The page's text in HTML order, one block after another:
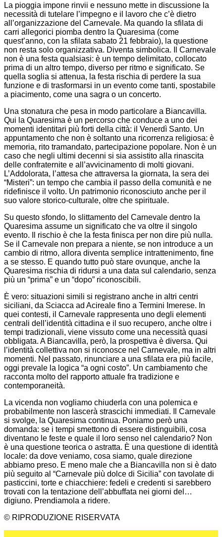
La pioggia impone rinvii e nessuno mette in discussione la
necessità di tutelare l’impegno e il lavoro che c’è dietro
all’organizzazione del Carnevale. Ma quando la sfilata di
carri allegorici piomba dentro la Quaresima (come
quest’anno, con la sfilata sabato 21 febbraio), la questione
non resta solo organizzativa. Diventa simbolica. Il Carnevale
non è una festa qualsiasi: è un tempo delimitato, collocato
prima di un altro tempo, diverso per ritmo e significato. Se
quella soglia si attenua, la festa rischia di perdere la sua
funzione e di trasformarsi in un evento come tanti, spostabile
a piacimento, come una sagra o un concerto.
Una stonatura che pesa in modo particolare a Biancavilla.
Qui la Quaresima è un percorso che conduce a uno dei
momenti identitari più forti della città: il Venerdì Santo. Un
appuntamento che non è soltanto una ricorrenza religiosa: è
memoria, rito tramandato, partecipazione popolare. Non è un
caso che negli ultimi decenni si sia assistito alla rinascita
delle confraternite e all’avvicinamento di molti giovani.
L’Addolorata, l’attesa che attraversa la giornata, la sera dei
“Misteri”: un tempo che cambia il passo della comunità e ne
ridefinisce il volto. Un patrimonio riconosciuto anche per il
suo valore storico-culturale, oltre che spirituale.
Su questo sfondo, lo slittamento del Carnevale dentro la
Quaresima assume un significato che va oltre il singolo
evento. Il rischio è che la festa finisca per non dire più nulla.
Se il Carnevale non prepara a niente, se non introduce a un
cambio di ritmo, allora diventa semplice intrattenimento, fine
a se stesso. E quando tutto può stare ovunque, anche la
Quaresima rischia di ridursi a una data sul calendario, senza
più un “prima” e un “dopo” riconoscibili.
È vero: situazioni simili si registrano anche in altri centri
siciliani, da Sciacca ad Acireale fino a Termini Imerese. In
quei contesti, il Carnevale rappresenta uno degli elementi
centrali dell’identità cittadina e il suo recupero, anche oltre i
tempi tradizionali, viene vissuto come una necessità quasi
obbligata. A Biancavilla, però, la prospettiva è diversa. Qui
l’identità collettiva non si riconosce nel Carnevale, ma in altri
momenti. Nel passato, rinunciare a una sfilata era più facile,
oggi prevale la logica “a ogni costo”. Un cambiamento che
racconta molto del rapporto attuale fra tradizione e
contemporaneità.
La vicenda non vogliamo chiuderla con una polemica e
probabilmente non lascerà strascichi immediati. Il Carnevale
si svolge, la Quaresima continua. Poniamo però una
domanda: se i tempi smettono di essere distinguibili, cosa
diventano le feste e quale il loro senso nel calendario? Non
è una questione teorica o astratta. È una questione di identità
locale: da dove veniamo, cosa siamo, quale direzione
abbiamo preso. E meno male che a Biancavilla non si è dato
più seguito al “Carnevale più dolce di Sicilia” con tavolate di
pasticcini, torte e chiacchiere: fedeli e credenti si sarebbero
trovati con la tentazione dell’abbuffata nei giorni del…
digiuno. Prendiamola a ridere.
© RIPRODUZIONE RISERVATA